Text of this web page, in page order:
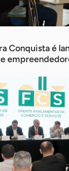
Conquista é